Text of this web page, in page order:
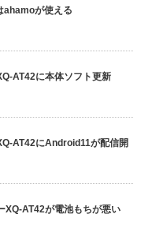
ahamoが使える
AT42に本体ソフト更新
AT42にAndroid11が配信開
XQ-AT42が電池もちが悪い